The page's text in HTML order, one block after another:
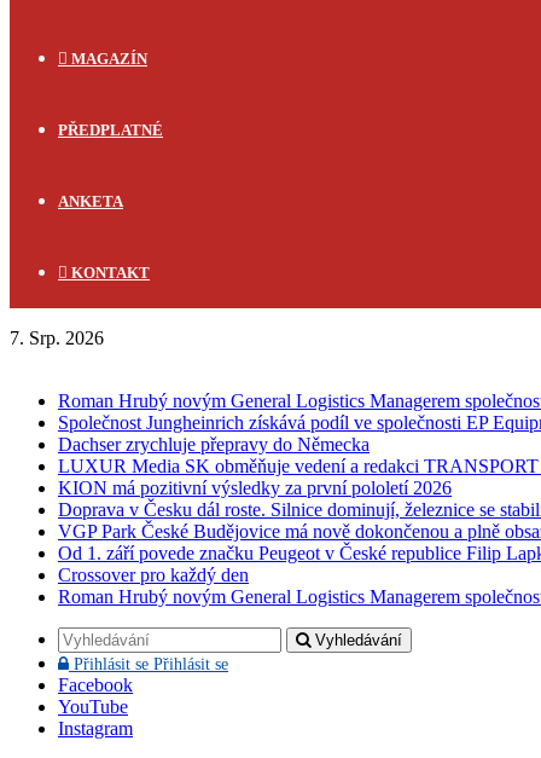
MAGAZÍN
PŘEDPLATNÉ
ANKETA
KONTAKT
7. Srp. 2026
Roman Hrubý novým General Logistics Managerem
Společnost Jungheinrich získává podíl ve společnosti EP
Dachser zrychluje přepravy do Německa
LUXUR Media SK obměňuje vedení a redakci
KION má pozitivní výsledky za první pololetí 2026
Doprava v Česku dál roste. Silnice dominují, železnice se
VGP Park České Budějovice má nově dokončenou a plně
Od 1. září povede značku Peugeot v České republice Filip
Crossover pro každý den
Roman Hrubý novým General Logistics Managerem
Vyhledávání
Přihlásit se Přihlásit se
Facebook
YouTube
Instagram